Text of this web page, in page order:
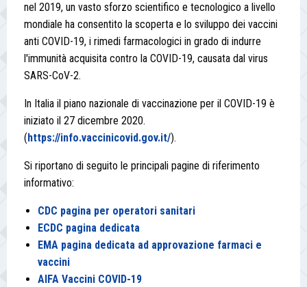
nel 2019, un vasto sforzo scientifico e tecnologico a livello
mondiale ha consentito la scoperta e lo sviluppo dei vaccini
anti COVID-19, i rimedi farmacologici in grado di indurre
l'immunità acquisita contro la COVID-19, causata dal virus
SARS-CoV-2.
In Italia il piano nazionale di vaccinazione per il COVID-19 è
iniziato il 27 dicembre 2020.
( https://info.vaccinicovid.gov.it/).
Si riportano di seguito le principali pagine di riferimento
informativo:
CDC pagina per operatori sanitari
ECDC pagina dedicata
EMA pagina dedicata ad approvazione farmaci e
vaccini
AIFA Vaccini COVID-19